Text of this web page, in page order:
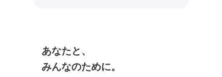
あなたと、
みんなのために。